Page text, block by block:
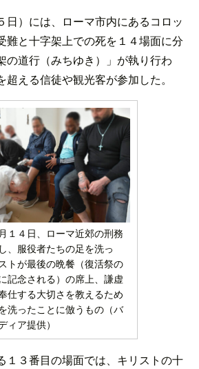
日）には、ローマ市内にあるコロッ
難と十字架上での死を１４場面に分
の道行（みちゆき）」が執り行わ
える信徒や観光客が参加した。
１４日、ローマ近郊の刑務
、服役者たちの足を洗っ
トが最後の晩餐（復活祭の
記念される）の席上、謙虚
仕する大切さを教えるため
洗ったことに倣うもの（バ
ィア提供）
１３番目の場面では、キリストの十